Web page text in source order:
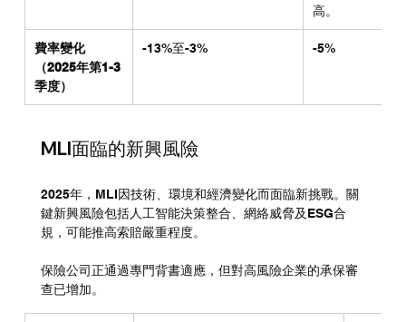
高。
費率變化
（2025年第1-3
季度）
-13%至-3% -5%
MLI面臨的新興風險
2025年，MLI因技術、環境和經濟變化而面臨新挑戰。關
鍵新興風險包括人工智能決策整合、網絡威脅及ESG合
規，可能推高索賠嚴重程度。
保險公司正通過專門背書適應，但對高風險企業的承保審
查已增加。